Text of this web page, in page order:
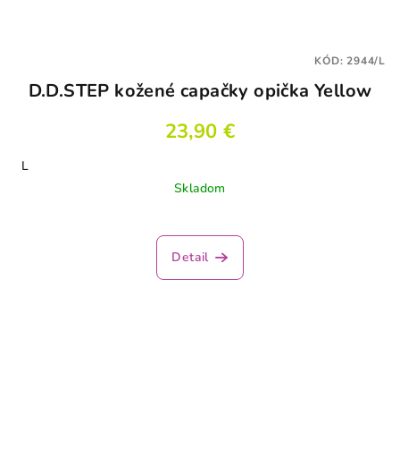
D.D.STEP kožené capačky opička Yellow
23,90 €
L
Skladom
Detail
KÓD:2944/L